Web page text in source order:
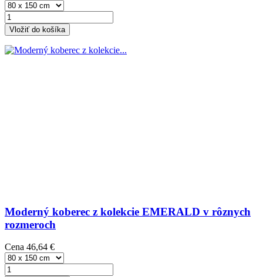
Vložiť do košíka
Moderný koberec z kolekcie EMERALD v rôznych
rozmeroch
Cena 46,64 €